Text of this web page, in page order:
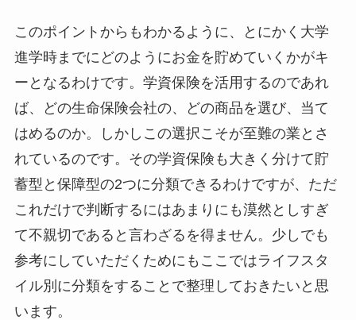
このポイントからもわかるように、とにかく大学
進学時までにどのようにお金を貯めていくかがキ
ーとなるわけです。学資保険を活用するのであれ
ば、どの生命保険会社の、どの商品を選び、当て
はめるのか。しかしこの選択こそが至難の業とさ
れているのです。その学資保険も大きく分けて貯
蓄型と保障型の2つに分類できるわけですが、ただ
これだけで判断するにはあまりにも漠然としすぎ
て不親切であると言わざるを得ません。少しでも
参考にしていただくためにもここではライフスタ
イル別に分類をすることで整理しておきたいと思
います。